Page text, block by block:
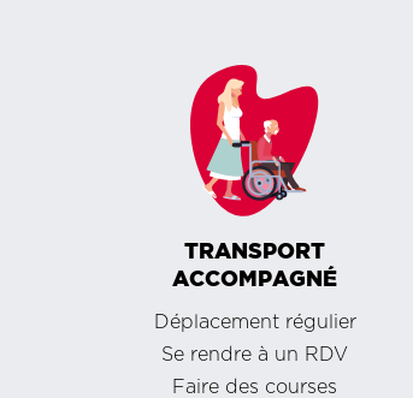
TRANSPORT
ACCOMPAGNÉ
Déplacement régulier
Se rendre à un RDV
Faire des courses